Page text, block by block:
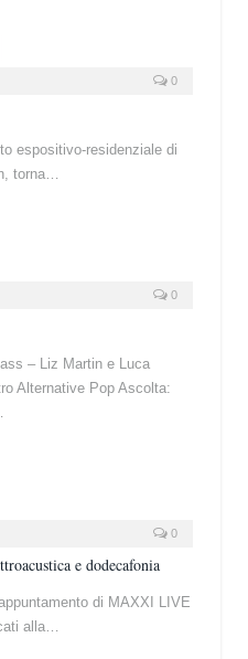
0
espositivo-residenziale di
torna…
0
– Liz Martin e Luca
Alternative Pop Ascolta:
0
e dodecafonia
di MAXXI LIVE
alla…